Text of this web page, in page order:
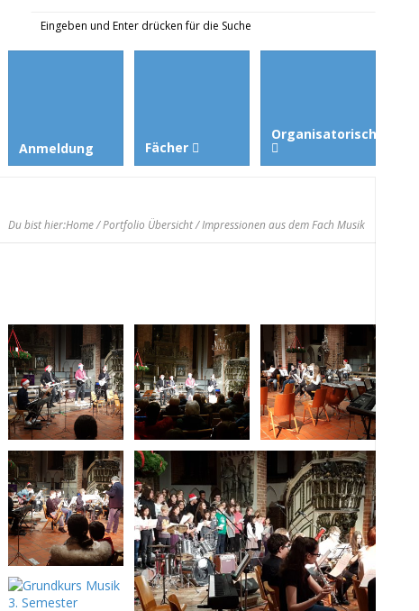
Anmeldung Fächer
Organisatorisches
Du bist hier:Home/Portfolio Übersicht/ Impressionen aus dem Fach Musik